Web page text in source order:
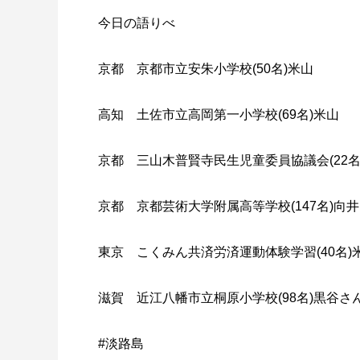
今日の語りべ
京都 京都市立安朱小学校(50名)米山
高知 土佐市立高岡第一小学校(69名)米山
京都 三山木普賢寺民生児童委員協議会(22
京都 京都芸術大学附属高等学校(147名)向
東京 こくみん共済労済運動体験学習(40名)
滋賀 近江八幡市立桐原小学校(98名)黒谷さ
#淡路島